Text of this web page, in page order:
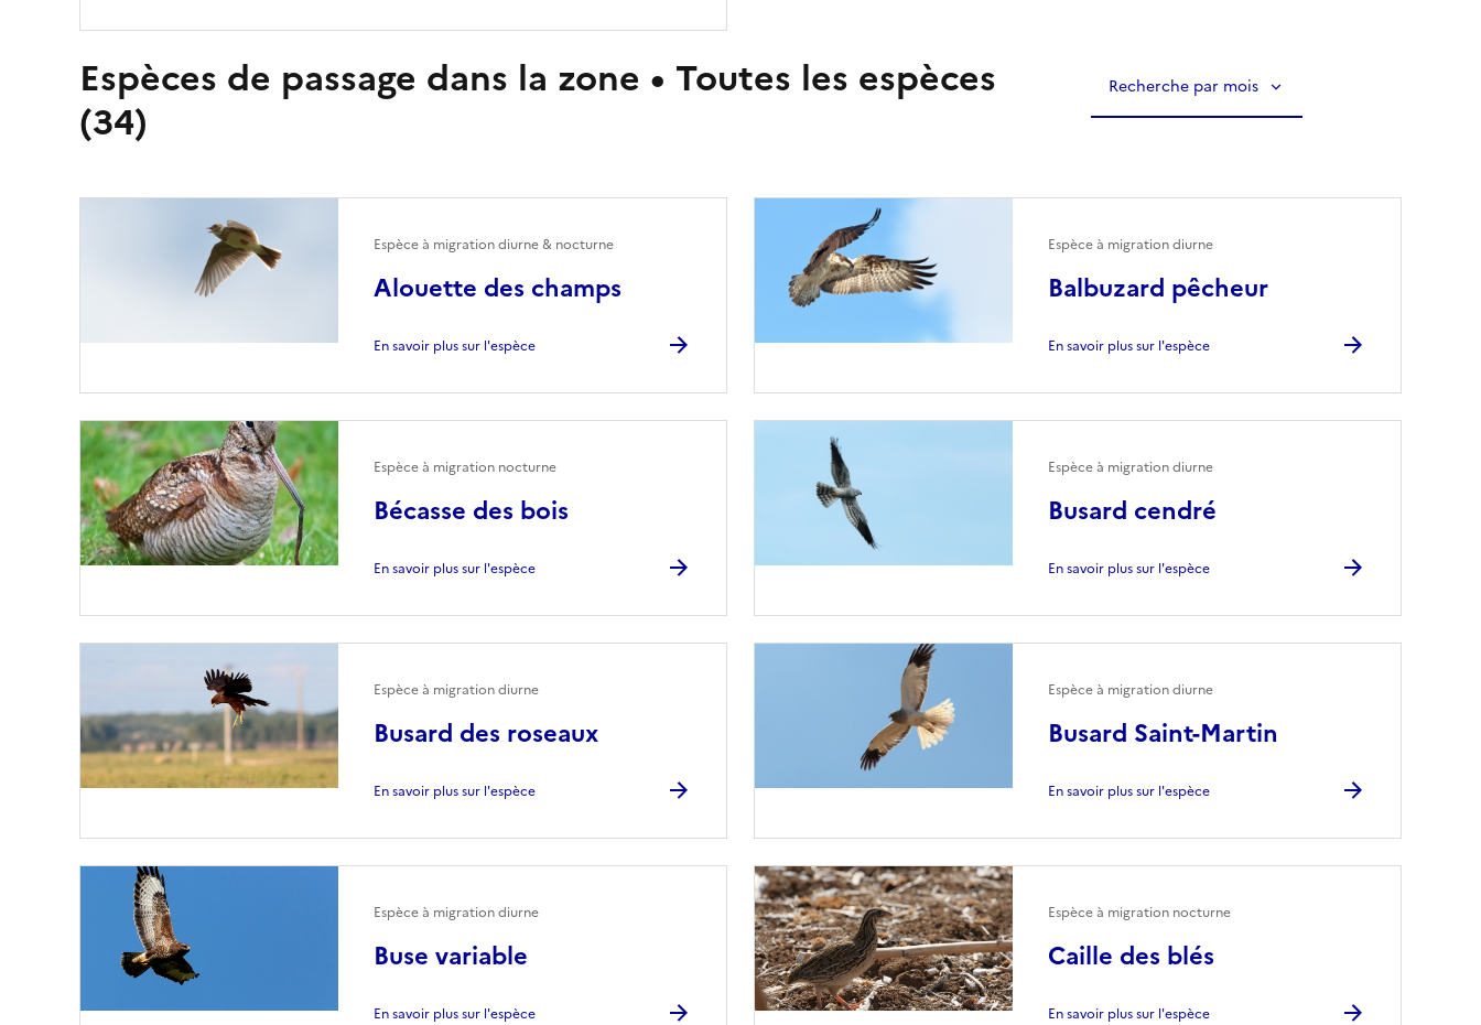
Espèces de passage dans la zone • Toutes les espèces
(34)
Recherche par mois
Alouette des champs
Espèce à migration diurne & nocturne
En savoir plus sur l'espèce
Balbuzard pêcheur
Espèce à migration diurne
En savoir plus sur l'espèce
Bécasse des bois
Espèce à migration nocturne
En savoir plus sur l'espèce
Busard cendré
Espèce à migration diurne
En savoir plus sur l'espèce
Busard des roseaux
Espèce à migration diurne
En savoir plus sur l'espèce
Busard Saint-Martin
Espèce à migration diurne
En savoir plus sur l'espèce
Buse variable
Espèce à migration diurne
En savoir plus sur l'espèce
Caille des blés
Espèce à migration nocturne
En savoir plus sur l'espèce